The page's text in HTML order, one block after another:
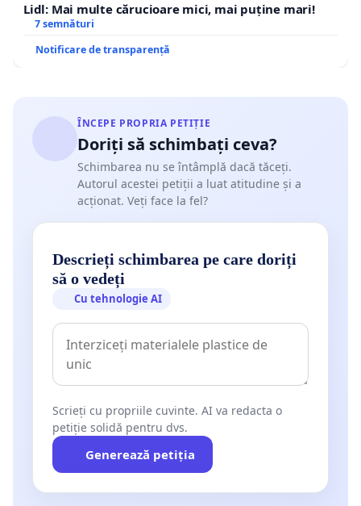
Lidl: Mai multe cărucioare mici, mai puține mari!
7 semnături
Notificare de transparență
ÎNCEPE PROPRIA PETIȚIE
Doriți să schimbați ceva?
Schimbarea nu se întâmplă dacă tăceți.
Autorul acestei petiții a luat atitudine și a
acționat. Veți face la fel?
Descrieți schimbarea pe care doriți
să o vedeți
Cu tehnologie AI
Scrieți cu propriile cuvinte. AI va redacta o
petiție solidă pentru dvs.
Generează petiția